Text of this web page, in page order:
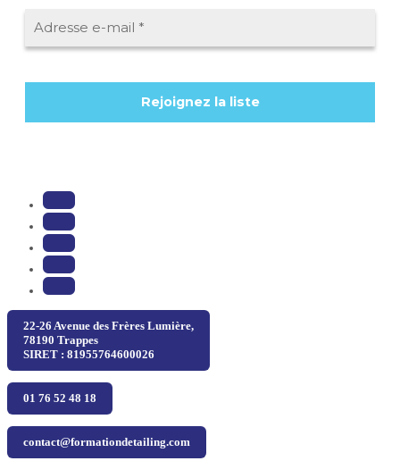
22-26 Avenue des Frères Lumière,
78190 Trappes
SIRET : 81955764600026
01 76 52 48 18
contact@formationdetailing.com